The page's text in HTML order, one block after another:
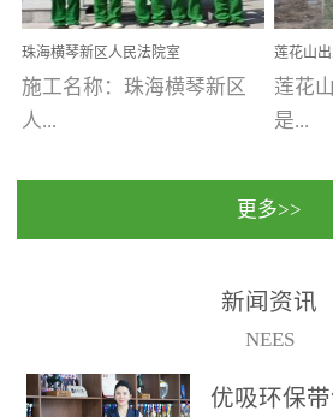
她将
将会
优吸
全国
致酒店是为中高端人士...
州)
珠海横琴新区人民法院室
内除甲醛空气治理项目
施工名称：珠海横琴新区
人...
民法院室内除甲醛空气治
保施工日期：2020年1月珠
莲花山
室内除
莲花
是...
国家
（及
更多>>
新闻资讯
NEES
优吸环保